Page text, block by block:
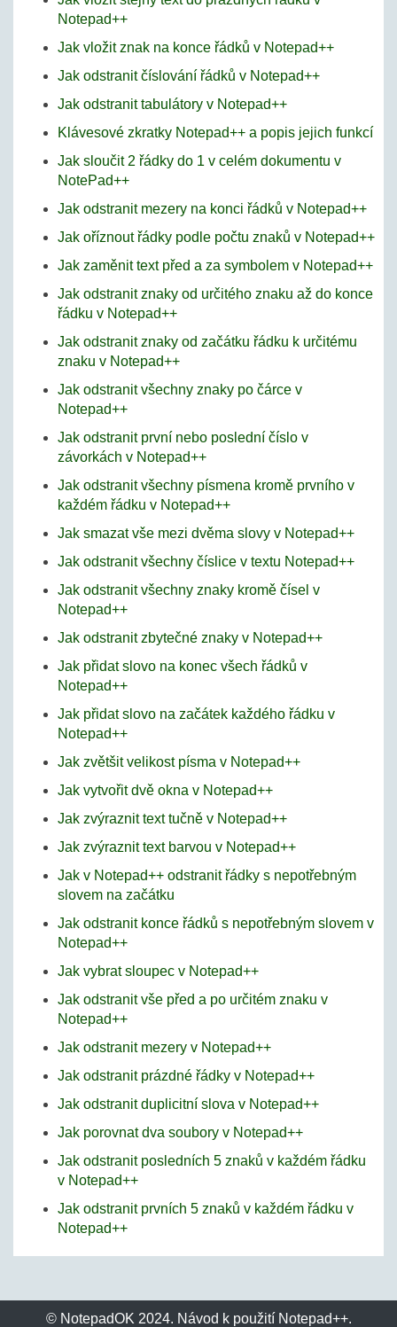
Notepad++
Jak vložit znak na konce řádků v Notepad++
Jak odstranit číslování řádků v Notepad++
Jak odstranit tabulátory v Notepad++
Klávesové zkratky Notepad++ a popis jejich funkcí
Jak sloučit 2 řádky do 1 v celém dokumentu v
NotePad++
Jak odstranit mezery na konci řádků v Notepad++
Jak oříznout řádky podle počtu znaků v Notepad++
Jak zaměnit text před a za symbolem v Notepad++
Jak odstranit znaky od určitého znaku až do konce
řádku v Notepad++
Jak odstranit znaky od začátku řádku k určitému
znaku v Notepad++
Jak odstranit všechny znaky po čárce v
Notepad++
Jak odstranit první nebo poslední číslo v
závorkách v Notepad++
Jak odstranit všechny písmena kromě prvního v
každém řádku v Notepad++
Jak smazat vše mezi dvěma slovy v Notepad++
Jak odstranit všechny číslice v textu Notepad++
Jak odstranit všechny znaky kromě čísel v
Notepad++
Jak odstranit zbytečné znaky v Notepad++
Jak přidat slovo na konec všech řádků v
Notepad++
Jak přidat slovo na začátek každého řádku v
Notepad++
Jak zvětšit velikost písma v Notepad++
Jak vytvořit dvě okna v Notepad++
Jak zvýraznit text tučně v Notepad++
Jak zvýraznit text barvou v Notepad++
Jak v Notepad++ odstranit řádky s nepotřebným
slovem na začátku
Jak odstranit konce řádků s nepotřebným slovem v
Notepad++
Jak vybrat sloupec v Notepad++
Jak odstranit vše před a po určitém znaku v
Notepad++
Jak odstranit mezery v Notepad++
Jak odstranit prázdné řádky v Notepad++
Jak odstranit duplicitní slova v Notepad++
Jak porovnat dva soubory v Notepad++
Jak odstranit posledních 5 znaků v každém řádku
v Notepad++
Jak odstranit prvních 5 znaků v každém řádku v
Notepad++
© NotepadOK 2024. Návod k použití Notepad++.